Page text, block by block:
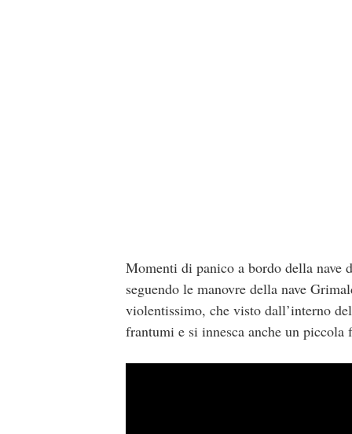
Momenti di panico a bordo della nave
seguendo le manovre della nave
violentissimo, che visto dall’interno
frantumi e si innesca anche un piccola